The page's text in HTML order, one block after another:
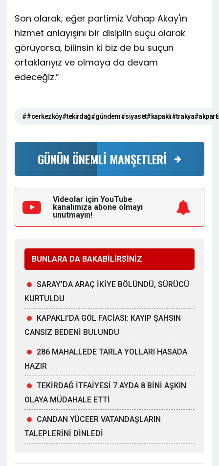
Son olarak; eğer partimiz Vahap Akay'ın
hizmet anlayışını bir disiplin suçu olarak
görüyorsa, bilinsin ki biz de bu suçun
ortaklarıyız ve olmaya da devam
edeceğiz.”
GÜNÜN ÖNEMLİ MANŞETLERİ
Videolar için YouTube
kanalımıza abone olmayı
unutmayın!
BUNLARA DA BAKABİLİRSİNİZ
SARAY'DA ARAÇ İKİYE BÖLÜNDÜ, SÜRÜCÜ
KURTULDU
KAPAKLI'DA GÖL FACİASI: KAYIP ŞAHSIN
CANSIZ BEDENİ BULUNDU
286 MAHALLEDE TARLA YOLLARI HASADA
HAZIR
TEKİRDAĞ İTFAİYESİ 7 AYDA 8 BİNİ AŞKIN
OLAYA MÜDAHALE ETTİ
CANDAN YÜCEER VATANDAŞLARIN
TALEPLERİNİ DİNLEDİ